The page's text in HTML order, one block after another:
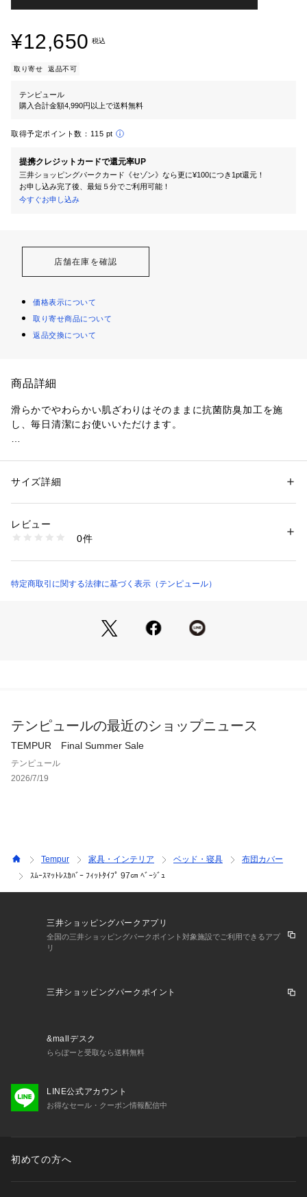
¥12,650 税込
取り寄せ 返品不可
テンピュール
購入合計金額4,990円以上で送料無料
取得予定ポイント数： 115 pt
提携クレジットカードで還元率UP
三井ショッピングパークカード《セゾン》なら更に¥100につき1pt還元！
お申し込み完了後、最短５分でご利用可能！
今すぐお申し込み
店舗在庫を確認
価格表示について
取り寄せ商品について
返品交換について
商品詳細
滑らかでやわらかい肌ざわりはそのままに抗菌防臭加工を施
し、毎日清潔にお使いいただけます。
【原産国】中国
性別：レディース
商品番号：
73013954 （ショップ）
サイズ詳細
レビュー
0件
特定商取引に関する法律に基づく表示（テンピュール）
テンピュールの最近のショップニュース
TEMPUR Final Summer Sale
テンピュール
2026/7/19
Tempur 家具・インテリア ベッド・寝具
布団カバー
ｽﾑｰｽﾏｯﾄﾚｽｶﾊﾞｰ ﾌｨｯﾄﾀｲﾌﾟ 97㎝ ﾍﾞｰｼﾞｭ
三井ショッピングパークアプリ
全国の三井ショッピングパークポイント対象施設でご利用できるアプ
リ
三井ショッピングパークポイント
&mallデスク
ららぽーと受取なら送料無料
LINE公式アカウント
お得なセール・クーポン情報配信中
初めての方へ